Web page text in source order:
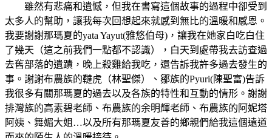
雖然有悲痛和遺憾，但我在書寫這個故事的過程中卻受到
太多人的幫助，讓我每次回想起來就感到無比的溫暖和感恩。
我要謝謝那瑪夏的yata Yayut(雅悠伯母)，讓我在她家白吃白住
了幾天（這之前我們一點都不認識），白天到處帶我去訪查過
去舊部落的遺蹟，晚上殺雞給我吃，還告訴我許多過去發生的
事。謝謝布農族的韃虎（林聖傑）、鄒族的Pyuri(陳聖富)告訴
我很多有關那瑪夏的過去以及各族的特性和互動的情形。謝謝
排灣族的高素碧老師、布農族的余明輝老師、布農族的阿妮塔
阿姨、舞媚大姐…以及所有那瑪夏友善的鄉親們給我這個遠道